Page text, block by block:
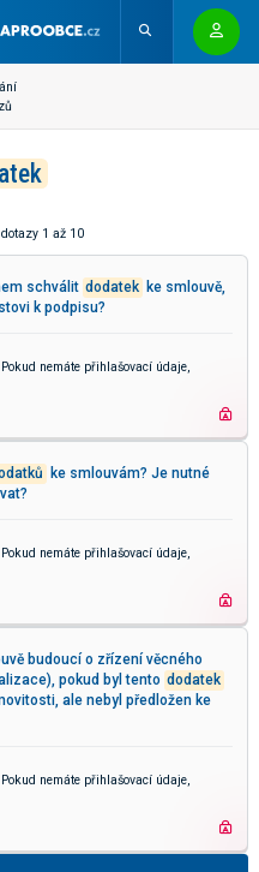
1 až 10
schválit dodatek ke smlouvě,
k podpisu?
nemáte přihlašovací údaje,
ke smlouvám? Je nutné
nemáte přihlašovací údaje,
budoucí o zřízení věcného
pokud byl tento dodatek
ale nebyl předložen ke
nemáte přihlašovací údaje,